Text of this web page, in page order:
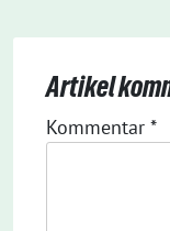
Artikel
Kommentar *